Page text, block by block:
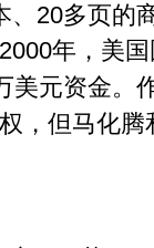
20多页的
年，美
美元资金。
，但马化